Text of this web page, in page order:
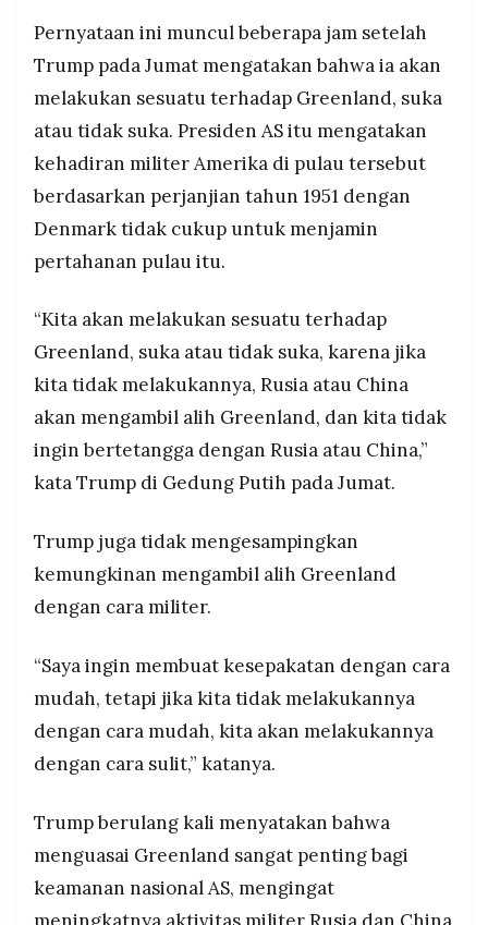
Pernyataan ini muncul beberapa jam setelah
Trump pada Jumat mengatakan bahwa ia akan
melakukan sesuatu terhadap Greenland, suka
atau tidak suka. Presiden AS itu mengatakan
kehadiran militer Amerika di pulau tersebut
berdasarkan perjanjian tahun 1951 dengan
Denmark tidak cukup untuk menjamin
pertahanan pulau itu.
“Kita akan melakukan sesuatu terhadap
Greenland, suka atau tidak suka, karena jika
kita tidak melakukannya, Rusia atau China
akan mengambil alih Greenland, dan kita tidak
ingin bertetangga dengan Rusia atau China,”
kata Trump di Gedung Putih pada Jumat.
Trump juga tidak mengesampingkan
kemungkinan mengambil alih Greenland
dengan cara militer.
“Saya ingin membuat kesepakatan dengan cara
mudah, tetapi jika kita tidak melakukannya
dengan cara mudah, kita akan melakukannya
dengan cara sulit,” katanya.
Trump berulang kali menyatakan bahwa
menguasai Greenland sangat penting bagi
keamanan nasional AS, mengingat